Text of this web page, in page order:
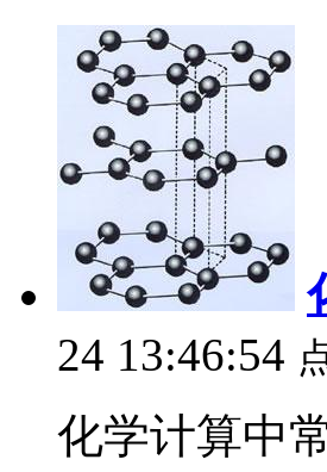
24 13:46:54
化学计算中